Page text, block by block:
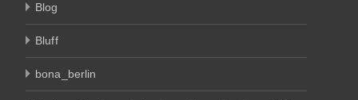
Blog
Bluff
bona_berlin